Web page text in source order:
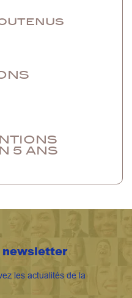
5 ANS
newsletter
les actualités de la